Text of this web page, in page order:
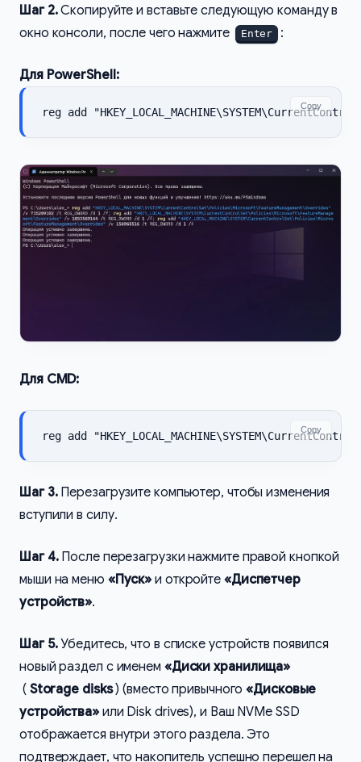
Шаг 2.Скопируйте и вставьте следующую команду в
окно консоли, после чего нажмите
Enter :
Для PowerShell:
reg add Copy
Для CMD:
reg add Copy
Шаг 3.Перезагрузите компьютер, чтобы изменения
вступили в силу.
Шаг 4.После перезагрузки нажмите правой кнопкой
мыши на меню «Пуск» и откройте «Диспетчер
устройств».
Шаг 5.Убедитесь, что в списке устройств появился
новый раздел с именем «Диски хранилища»
( Storage disks) (вместо привычного«Дисковые
устройства»или Disk drives), и Ваш NVMe SSD
отображается внутри этого раздела. Это
подтверждает, что накопитель успешно перешел на